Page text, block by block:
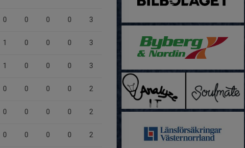
0 0 0 0 3
1 0 0 0 3
1 0 0 0 3
0 0 0 0 2
0 0 0 0 2
0 0 0 0 2